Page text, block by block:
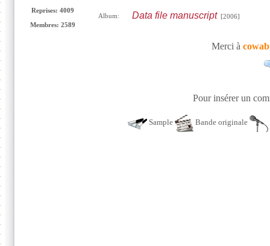
Reprises: 4009
Membres: 2589
Album: Data file manuscript[2006]
Merci à
Pour insérer un
Sample Bande originale